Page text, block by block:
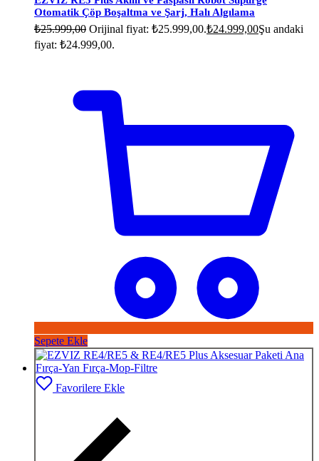
Otomatik Çöp Boşaltma ve Şarj, Halı Algılama
₺25.999,00 Orijinal fiyat: ₺25.999,00.₺24.999,00Şu andaki
fiyat: ₺24.999,00.
Sepete Ekle
Favorilere Ekle